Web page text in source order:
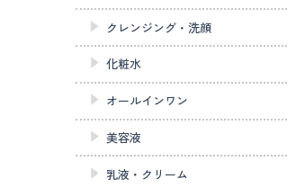
クレンジング・洗顔
化粧水
オールインワン
美容液
乳液・クリーム